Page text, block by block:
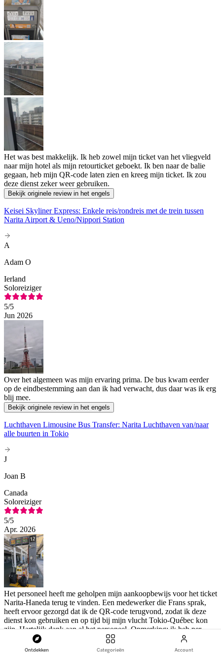
Ontdekken Categorieën Account
Het was best makkelijk. Ik heb zowel mijn ticket van het vliegveld
naar mijn hotel als mijn retourticket geboekt. Ik ben naar de balie
gegaan, heb mijn QR-code laten zien en kreeg mijn ticket. Ik zou
deze dienst zeker weer gebruiken.
Bekijk originele review in het engels
Keisei Skyliner Express: Enkele reis/rondreis met de trein tussen
Narita Airport & Ueno/Nippori Station
A
Adam O
Ierland
Soloreiziger
5/5
Jun 2026
Over het algemeen was mijn ervaring prima. De bus kwam eerder
op de eindbestemming aan dan ik had verwacht, dus daar was ik erg
blij mee.
Bekijk originele review in het engels
Luchthaven Limousine Bus Transfer: Narita Luchthaven van/naar
alle buurten in Tokio
J
Joan B
Canada
Soloreiziger
5/5
Apr. 2026
Het personeel heeft me geholpen mijn aankoopbewijs voor het ticket
Narita-Haneda terug te vinden. Een medewerker die Frans sprak,
heeft ervoor gezorgd dat ik de QR-code terugvond, zodat ik deze
dienst kon gebruiken en op tijd bij mijn vlucht Tokio-Québec kon
zijn. Hartelijk dank aan al het personeel. Opmerking: ik heb per
ongeluk 1 ster gegeven. Ik heb te snel op 'bevestigen' geklikt. Ik
bedoelde 5 sterren.
Bekijk originele review in het frans
Luchthaven Limousine Bus Transfer: Narita Luchthaven van/naar